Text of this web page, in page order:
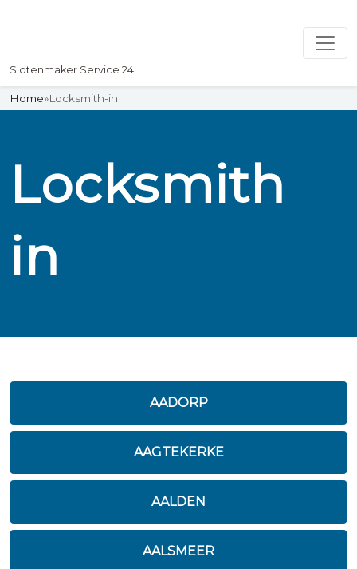
Slotenmaker Service 24
Home»Locksmith-in
Locksmith
in
AADORP
AAGTEKERKE
AALDEN
AALSMEER